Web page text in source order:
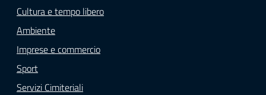
Cultura e tempo libero
Ambiente
Imprese e commercio
Sport
Servizi Cimiteriali